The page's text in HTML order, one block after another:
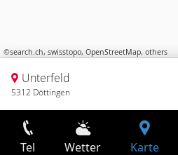
©search.ch, swisstopo, OpenStreetMap, others
Unterfeld
5312 Döttingen
Tel Wetter Karte